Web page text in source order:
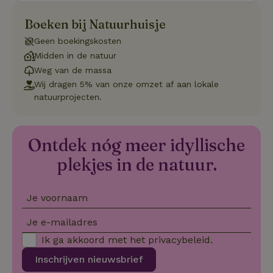
Boeken bij Natuurhuisje
Geen boekingskosten
Midden in de natuur
Weg van de massa
Wij dragen 5% van onze omzet af aan lokale
natuurprojecten.
Ontdek nóg meer idyllische
plekjes in de natuur.
Je voornaam
Je e-mailadres
Inschrijven nieuwsbrief
Ik ga akkoord met het privacybeleid.
Naam
Domein
_pinterest_ct_ua
_tt_enable_cookie
Privacy Policy